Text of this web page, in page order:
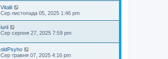
Vitalii
Сер листопада 05, 2025 1:46 pm
iurii
Сер серпня 27, 2025 7:59 pm
oldPsyho
Сер травня 07, 2025 4:16 pm